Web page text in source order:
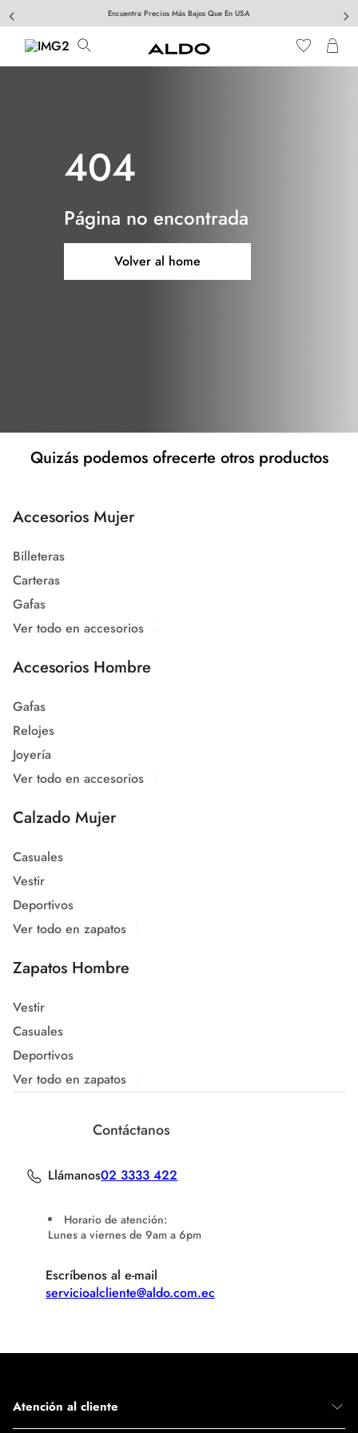
Encuentra Precios Más Bajos Que En USA
404
Página no encontrada
Volver al home
Quizás podemos ofrecerte otros productos
Accesorios Mujer
Billeteras
Carteras
Gafas
Ver todo en accesorios
Accesorios Hombre
Gafas
Relojes
Joyería
Ver todo en accesorios
Calzado Mujer
Casuales
Vestir
Deportivos
Ver todo en zapatos
Zapatos Hombre
Vestir
Casuales
Deportivos
Ver todo en zapatos
Contáctanos
Llámanos02 3333 422
Horario de atención:
Lunes a viernes de 9am a 6pm
Escríbenos al e-mail
servicioalcliente@aldo.com.ec
Atención al cliente